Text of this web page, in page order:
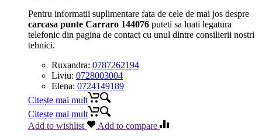
Pentru informatii suplimentare fata de cele de mai jos despre
carcasa punte Carraro 144076 puteti sa luati legatura
telefonic din pagina de contact cu unul dintre consilierii nostri
tehnici.
Ruxandra: 0787262194
Liviu: 0728003004
Elena: 0724149189
Citește mai mult
Citește mai mult
Add to wishlist
Add to compare